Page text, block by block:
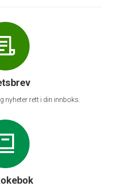
nyheter rett i din innboks.